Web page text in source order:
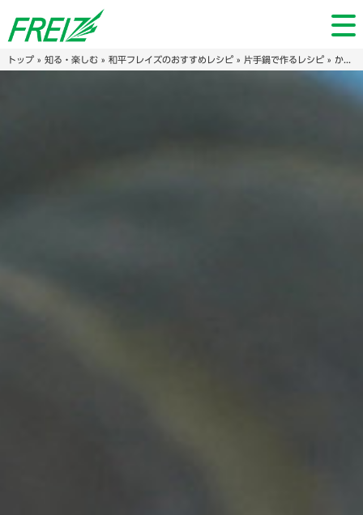
トップ» 知る・楽しむ» 和平フレイズのおすすめレシピ» 片手鍋で作るレシピ» かぼちゃたっぷり♡もっちりおばけ蒸しパン